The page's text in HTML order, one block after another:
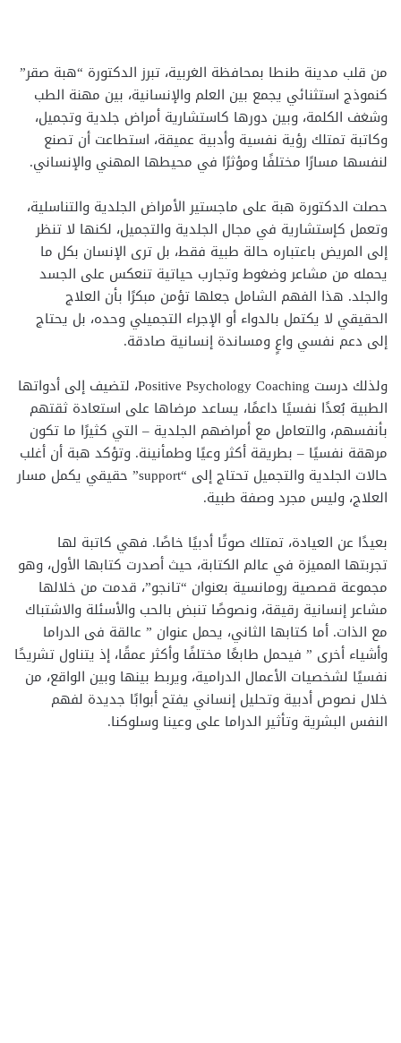
من قلب مدينة طنطا بمحافظة الغربية، تبرز الدكتورة “هبة صقر”
كنموذج استثنائي يجمع بين العلم والإنسانية، بين مهنة الطب
وشغف الكلمة، وبين دورها كاستشارية أمراض جلدية وتجميل،
وكاتبة تمتلك رؤية نفسية وأدبية عميقة، استطاعت أن تصنع
لنفسها مسارًا مختلفًا ومؤثرًا في محيطها المهني والإنساني.
حصلت الدكتورة هبة على ماجستير الأمراض الجلدية والتناسلية،
وتعمل كإستشارية في مجال الجلدية والتجميل، لكنها لا تنظر
إلى المريض باعتباره حالة طبية فقط، بل ترى الإنسان بكل ما
يحمله من مشاعر وضغوط وتجارب حياتية تنعكس على الجسد
والجلد. هذا الفهم الشامل جعلها تؤمن مبكرًا بأن العلاج
الحقيقي لا يكتمل بالدواء أو الإجراء التجميلي وحده، بل يحتاج
إلى دعم نفسي واعٍ ومساندة إنسانية صادقة.
ولذلك درست Positive Psychology Coaching، لتضيف إلى أدواتها
الطبية بُعدًا نفسيًا داعمًا، يساعد مرضاها على استعادة ثقتهم
بأنفسهم، والتعامل مع أمراضهم الجلدية – التي كثيرًا ما تكون
مرهقة نفسيًا – بطريقة أكثر وعيًا وطمأنينة. وتؤكد هبة أن أغلب
حالات الجلدية والتجميل تحتاج إلى “support” حقيقي يكمل مسار
العلاج، وليس مجرد وصفة طبية.
بعيدًا عن العيادة، تمتلك صوتًا أدبيًا خاصًا. فهي كاتبة لها
تجربتها المميزة في عالم الكتابة، حيث أصدرت كتابها الأول، وهو
مجموعة قصصية رومانسية بعنوان “تانجو”، قدمت من خلالها
مشاعر إنسانية رقيقة، ونصوصًا تنبض بالحب والأسئلة والاشتباك
مع الذات. أما كتابها الثاني، يحمل عنوان ” عالقة فى الدراما
وأشياء أخرى ” فيحمل طابعًا مختلفًا وأكثر عمقًا، إذ يتناول تشريحًا
نفسيًا لشخصيات الأعمال الدرامية، ويربط بينها وبين الواقع، من
خلال نصوص أدبية وتحليل إنساني يفتح أبوابًا جديدة لفهم
النفس البشرية وتأثير الدراما على وعينا وسلوكنا.